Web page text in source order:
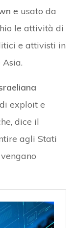
e usato da
le attività di
e attivisti in
exploit e
dice il
agli Stati